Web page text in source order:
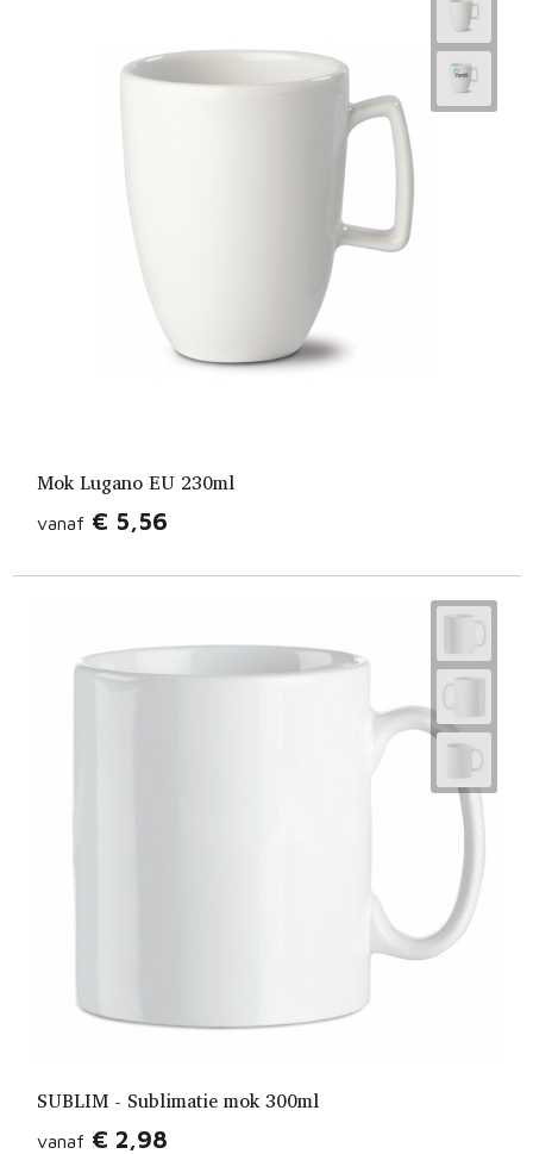
Mok Lugano EU 230ml
vanaf € 5,56
SUBLIM - Sublimatie mok 300ml
vanaf € 2,98